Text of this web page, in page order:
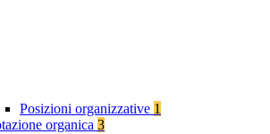
Posizioni organizzative 1
organica 3